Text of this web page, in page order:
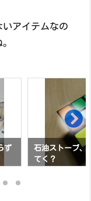
アイテムなの
ず
石油ストーブ、
てく？